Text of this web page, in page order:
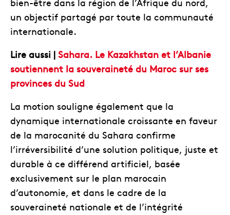
un objectif partagé par toute la communauté
internationale.
Lire aussi | Sahara. Le Kazakhstan et l’Albanie
soutiennent la souveraineté du Maroc sur ses
provinces du Sud
La motion souligne également que la
dynamique internationale croissante en faveur
de la marocanité du Sahara confirme
l’irréversibilité d’une solution politique, juste et
durable à ce différend artificiel, basée
exclusivement sur le plan marocain
d’autonomie, et dans le cadre de la
souveraineté nationale et de l’intégrité